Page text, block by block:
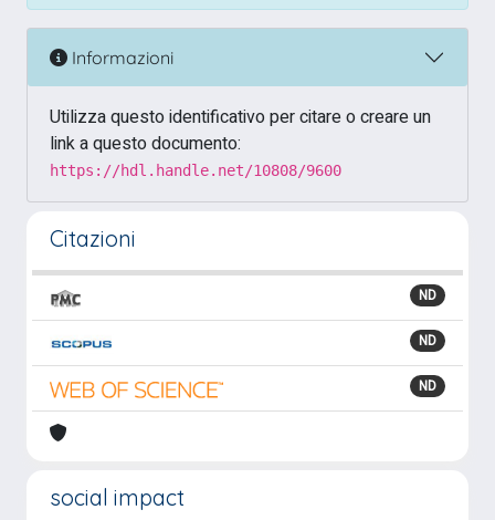
Informazioni
Utilizza questo identificativo per citare o creare un
link a questo documento:
https://hdl.handle.net/10808/9600
Citazioni
ND
ND
ND
social impact